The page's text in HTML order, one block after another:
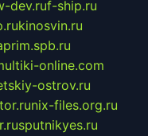
dev.ruf-ship.ru
kinosvin.ru
online.com
ostrov.ru
nix-files.org.ru
sputnikyes.ru